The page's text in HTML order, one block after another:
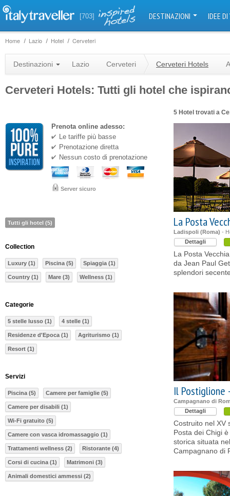
[703] DESTINAZIONI IDEE
Home Lazio Hotel Cerveteri
Destinazioni Lazio Cerveteri Cerveteri Hotels
Cerveteri Hotels: Tutti gli hotel che
5 Hotel trovati a
La Posta
Ladispoli (Roma) -
Dettagli
La Posta
da Jean Paul
splendori
Il Postiglione
Campagnano di
Dettagli
Costruito nel XV
Posta dei Chigi
storica situata
Campagnano di
Prenota online adesso:
Le tariffe più basse
Prenotazione diretta
Nessun costo di prenotazione
Server sicuro
Tutti gli hotel (5)
Collection
Luxury (1) Piscina (5) Spiaggia (1)
Country (1) Mare (3) Wellness (1)
Categorie
5 stelle lusso (1) 4 stelle (1)
Residenze d'Epoca (1) Agriturismo (1)
Resort (1)
Servizi
Piscina (5) Camere per famiglie (5)
Camere per disabili (1)
Wi-Fi gratuito (5)
Camere con vasca idromassaggio (1)
Trattamenti wellness (2) Ristorante (4)
Corsi di cucina (1) Matrimoni (3)
Animali domestici ammessi (2)